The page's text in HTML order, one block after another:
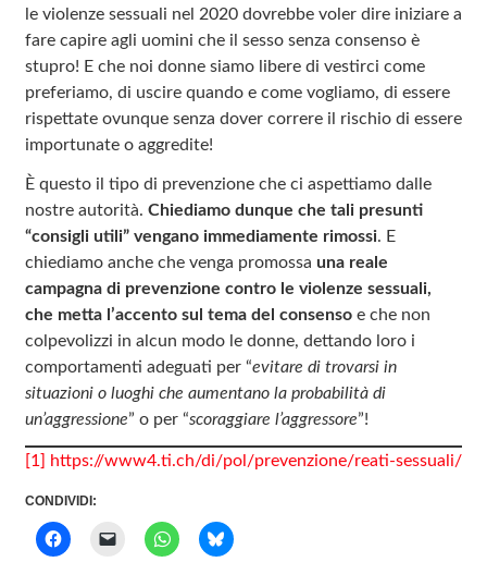
le violenze sessuali nel 2020 dovrebbe voler dire iniziare a
fare capire agli uomini che il sesso senza consenso è
stupro! E che noi donne siamo libere di vestirci come
preferiamo, di uscire quando e come vogliamo, di essere
rispettate ovunque senza dover correre il rischio di essere
importunate o aggredite!
È questo il tipo di prevenzione che ci aspettiamo dalle
nostre autorità. Chiediamo dunque che tali presunti
“consigli utili” vengano immediamente rimossi. E
chiediamo anche che venga promossa una reale
campagna di prevenzione contro le violenze sessuali,
che metta l’accento sul tema del consensoe che non
colpevolizzi in alcun modo le donne, dettando loro i
comportamenti adeguati per “evitare di trovarsi in
situazioni o luoghi che aumentano la probabilità di
un’aggressione” o per “scoraggiare l’aggressore”!
[1] https://www4.ti.ch/di/pol/prevenzione/reati-sessuali/
CONDIVIDI: